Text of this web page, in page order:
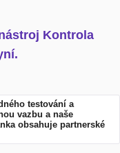
Kontrola
testování a
vazbu a naše
obsahuje partnerské